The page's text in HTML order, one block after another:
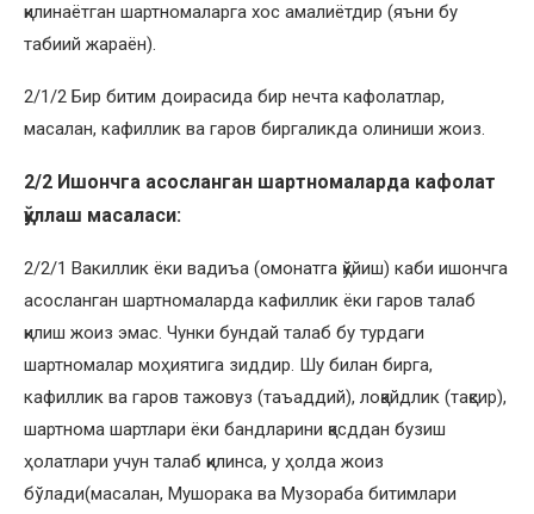
қилинаётган шартномаларга хос амалиётдир (яъни бу
табиий жараён).
2/1/2 Бир битим доирасида бир нечта кафолатлар,
масалан, кафиллик ва гаров биргаликда олиниши жоиз.
2/2 Ишончга асосланган шартномаларда кафолат
қўллаш масаласи:
2/2/1 Вакиллик ёки вадиъа (омонатга қўйиш) каби ишончга
асосланган шартномаларда кафиллик ёки гаров талаб
қилиш жоиз эмас. Чунки бундай талаб бу турдаги
шартномалар моҳиятига зиддир. Шу билан бирга,
кафиллик ва гаров тажовуз (таъаддий), лоқайдлик (тақсир),
шартнома шартлари ёки бандларини қасддан бузиш
ҳолатлари учун талаб қилинса, у ҳолда жоиз
бўлади(масалан, Мушорака ва Музораба битимлари